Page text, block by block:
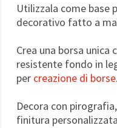
Utilizzala come base
decorativo fatto a
Crea una borsa unica
resistente fondo in
per creazione di borse.
Decora con
finitura